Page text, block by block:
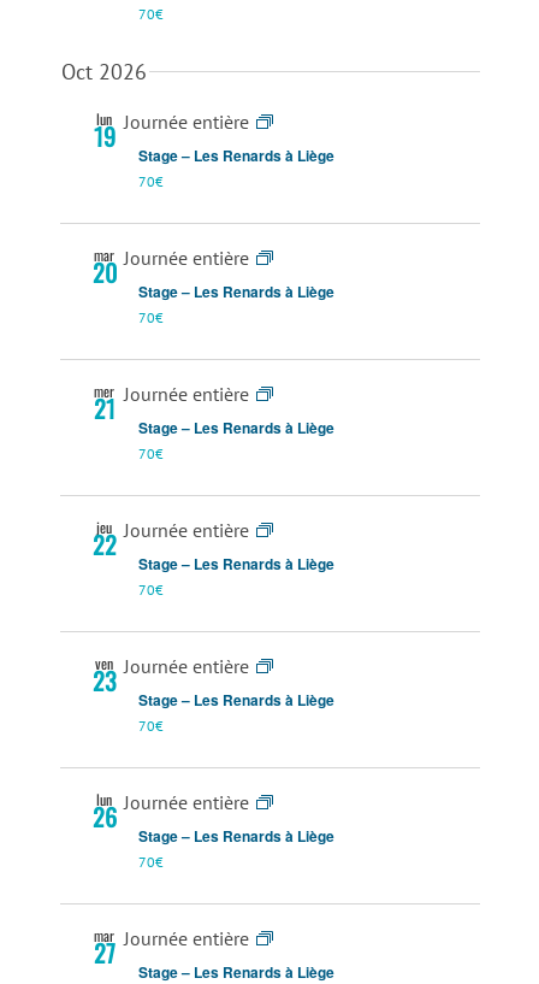
70€
Oct 2026
lun
19 Journée entière
Stage – Les Renards à Liège
70€
mar
20 Journée entière
Stage – Les Renards à Liège
70€
mer
21 Journée entière
Stage – Les Renards à Liège
70€
jeu
22 Journée entière
Stage – Les Renards à Liège
70€
ven
23 Journée entière
Stage – Les Renards à Liège
70€
lun
26 Journée entière
Stage – Les Renards à Liège
70€
mar
27 Journée entière
Stage – Les Renards à Liège